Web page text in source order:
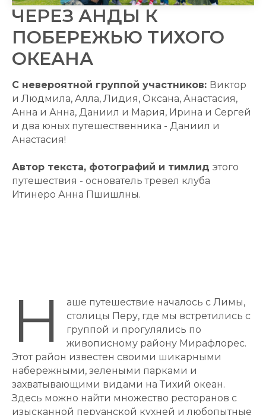
ЧЕРЕЗ АНДЫ К
ПОБЕРЕЖЬЮ ТИХОГО
ОКЕАНА
С невероятной группой участников: Виктор
и Людмила, Алла, Лидия, Оксана, Анастасия,
Анна и Анна, Даниил и Мария, Ирина и Сергей
и два юных путешественника - Даниил и
Анастасия!
Автор текста, фотографий и тимлид этого
путешествия - основатель тревел клуба
Итинеро Анна Пшишлны.
Н
аше путешествие началось с Лимы,
столицы Перу, где мы встретились с
группой и прогулялись по
живописному району Мирафлорес.
Этот район известен своими шикарными
набережными, зелеными парками и
захватывающими видами на Тихий океан.
Здесь можно найти множество ресторанов с
изысканной перуанской кухней и любопытные